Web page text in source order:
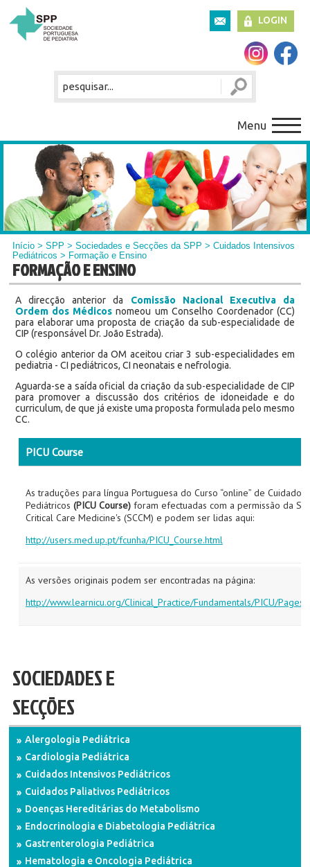
LOGIN
Menu
Início >SPP >Sociedades e Secções da SPP >Cuidados Intensivos
Pediátricos > Formação e Ensino
FORMAÇÃO E ENSINO
A direcção anterior da Comissão Nacional Executiva da
Ordem dos Médicos nomeou um Conselho Coordenador (CC)
para elaborar uma proposta de criação da sub-especialidade de
CIP (responsável Dr. João Estrada).
O colégio anterior da OM aceitou criar 3 sub-especialidades em
pediatria - CI pediátricos, CI neonatais e nefrologia.
Aguarda-se a saída oficial da criação da sub-especialidade de CIP
para promover a discussão dos critérios de idoneidade e do
curriculum, de que já existe uma proposta formulada pelo mesmo
CC.
PICU Course
As traduções para língua Portuguesa do Curso “online” de Cuidados
Pediátricos (PICU Course) foram efectuadas com a permissão da
Critical Care Medicine's (SCCM) e podem ser lidas aqui:
http://users.med.up.pt/fcunha/PICU_Course.html
As versões originais podem ser encontradas na página:
http://www.learnicu.org/Clinical_Practice/Fundamentals/PICU/
SOCIEDADES E
SECÇÕES
Alergologia Pediátrica
Cardiologia Pediátrica
Cuidados Intensivos Pediátricos
Cuidados Paliativos Pediátricos
Doenças Hereditárias do Metabolismo
Endocrinologia e Diabetologia Pediátrica
Gastrenterologia Pediátrica
Hematologia e Oncologia Pediátrica